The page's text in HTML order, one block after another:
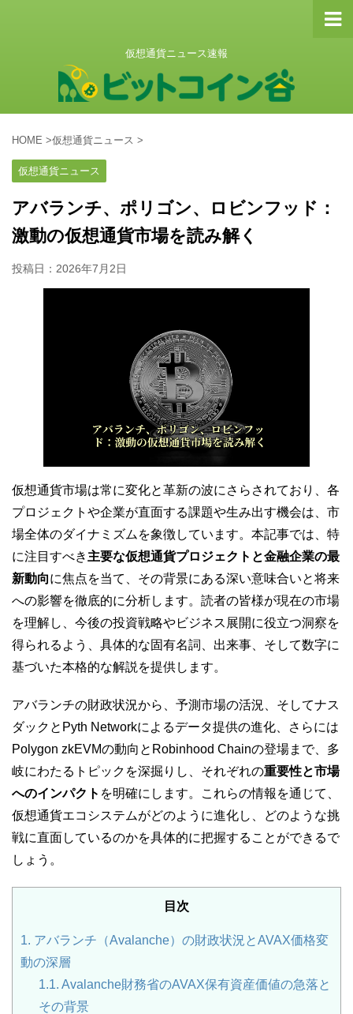
仮想通貨ニュース速報
HOME >仮想通貨ニュース >
仮想通貨ニュース
アバランチ、ポリゴン、ロビンフッド：
激動の仮想通貨市場を読み解く
投稿日： 2026年7月2日
仮想通貨市場は常に変化と革新の波にさらされており、各
プロジェクトや企業が直面する課題や生み出す機会は、市
場全体のダイナミズムを象徴しています。本記事では、特
に注目すべき 主要な仮想通貨プロジェクトと金融企業の最
新動向に焦点を当て、その背景にある深い意味合いと将来
への影響を徹底的に分析します。読者の皆様が現在の市場
を理解し、今後の投資戦略やビジネス展開に役立つ洞察を
得られるよう、具体的な固有名詞、出来事、そして数字に
基づいた本格的な解説を提供します。
アバランチの財政状況から、予測市場の活況、そしてナス
ダックとPyth Networkによるデータ提供の進化、さらには
Polygon zkEVMの動向とRobinhood Chainの登場まで、多
岐にわたるトピックを深掘りし、それぞれの重要性と市場
へのインパクト を明確にします。これらの情報を通じて、
仮想通貨エコシステムがどのように進化し、どのような挑
戦に直面しているのかを具体的に把握することができるで
しょう。
目次
1. アバランチ（Avalanche）の財政状況とAVAX価格変
動の深層
1.1. Avalanche財務省のAVAX保有資産価値の急落と
その背景